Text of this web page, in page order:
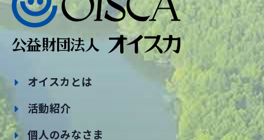
オイスカとは
活動紹介
個人のみなさま